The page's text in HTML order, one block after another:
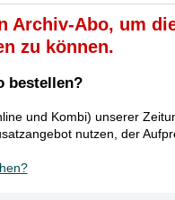
Archiv-Abo, um
zu können.
bestellen?
und Kombi) unserer
nutzen, der